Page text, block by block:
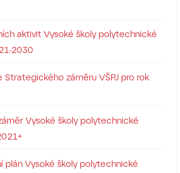
aktivit Vysoké školy polytechnické
2030
Strategického záměru VŠPJ pro rok
Vysoké školy polytechnické
plán Vysoké školy polytechnické